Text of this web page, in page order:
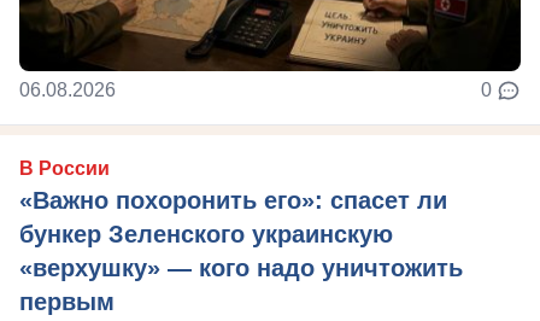
06.08.2026 0
В России
«Важно похоронить его»: спасет ли
бункер Зеленского украинскую
«верхушку» — кого надо уничтожить
первым